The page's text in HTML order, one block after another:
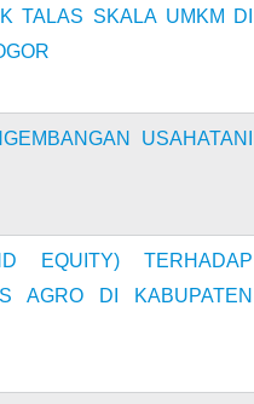
TALAS SKALA UMKM DI
USAHATANI
EQUITY) TERHADAP
AGRO DI KABUPATEN